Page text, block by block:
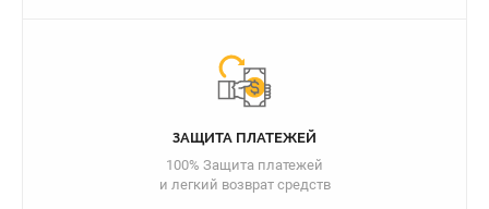
ЗАЩИТА ПЛАТЕЖЕЙ
100% Защита платежей
и легкий возврат средств